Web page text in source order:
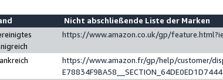
Nicht abschließende Liste der Marken
https://www.amazon.co.uk/gp/
https://www.amazon.fr/gp/help/customer/